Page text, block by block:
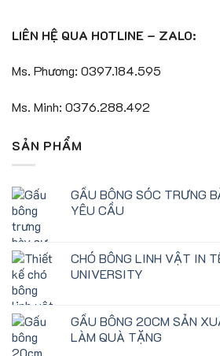
LIÊN HỆ QUA HOTLINE – ZALO:
Ms. Phương: 0397.184.595
Ms. Minh: 0376.288.492
SẢN PHẨM
GẤU BÔNG SÓC TRƯNG
YÊU CẦU
CHÓ BÔNG LINH VẬT IN
UNIVERSITY
GẤU BÔNG 20CM SẢN
LÀM QUÀ TẶNG